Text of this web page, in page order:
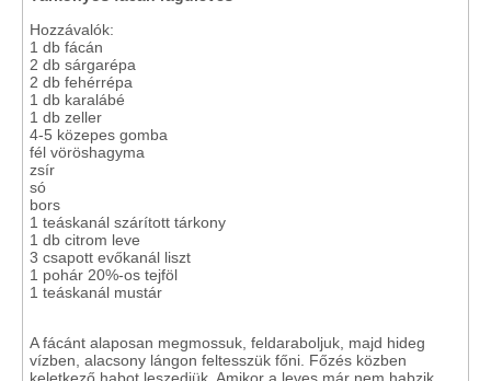
Hozzávalók:
1 db fácán
2 db sárgarépa
2 db fehérrépa
1 db karalábé
1 db zeller
4-5 közepes gomba
fél vöröshagyma
zsír
só
bors
1 teáskanál szárított tárkony
1 db citrom leve
3 csapott evőkanál liszt
1 pohár 20%-os tejföl
1 teáskanál mustár
A fácánt alaposan megmossuk, feldaraboljuk, majd hideg
vízben, alacsony lángon feltesszük főni. Főzés közben